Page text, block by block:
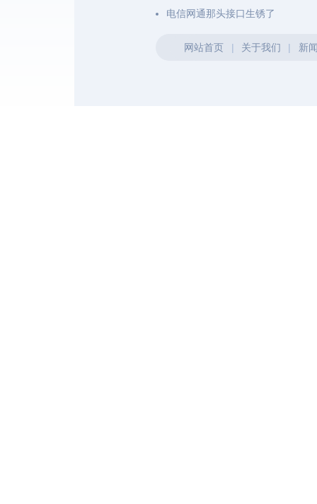
电信网通那头接口生锈了
网站首页 | 关于我们 | 新